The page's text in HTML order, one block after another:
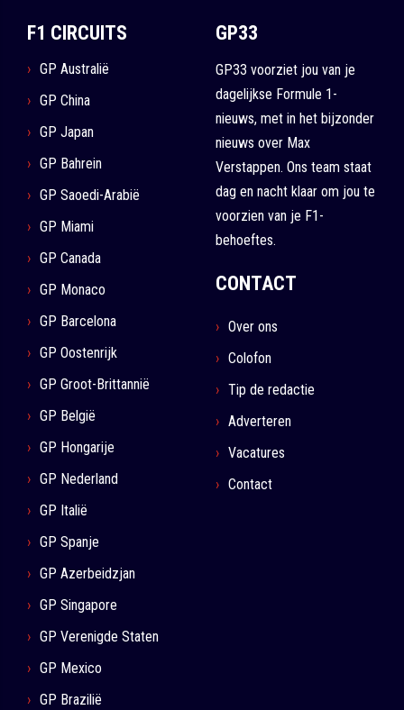
F1 CIRCUITS
GP Australië
GP China
GP Japan
GP Bahrein
GP Saoedi-Arabië
GP Miami
GP Canada
GP Monaco
GP Barcelona
GP Oostenrijk
GP Groot-Brittannië
GP België
GP Hongarije
GP Nederland
GP Italië
GP Spanje
GP Azerbeidzjan
GP Singapore
GP Verenigde Staten
GP Mexico
GP Brazilië
GP33
GP33 voorziet jou van je
dagelijkse Formule 1-
nieuws, met in het bijzonder
nieuws over Max
Verstappen. Ons team staat
dag en nacht klaar om jou te
voorzien van je F1-
behoeftes.
CONTACT
Over ons
Colofon
Tip de redactie
Adverteren
Vacatures
Contact